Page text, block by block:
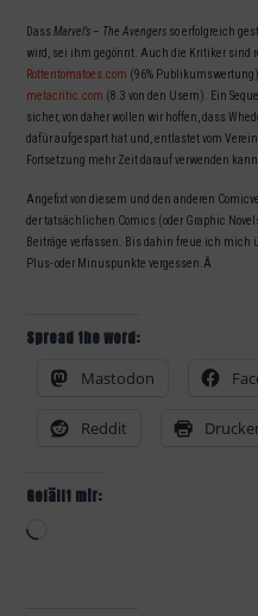
DassMarvel’s – The Avengers so erfolgreich
wird, sei ihm gegönnt. Auch die Kritiker sind
Rottentomatoes.com (96%
metacritic.com (8.3 von den Usern). Ein
sicher, von daher wollen wir hoffen, dass
dafür aufgespart hat und, entlastet vom
Fortsetzung mehr Zeit darauf verwenden
Angefixt von diesem und den anderen
der tatsächlichen Comics (oder Graphic
Beiträge verfassen. Bis dahin freue ich mich
Plus- oder Minuspunkte vergessen.Â
Spread the word:
Mastodon
Reddit
Gefällt mir: